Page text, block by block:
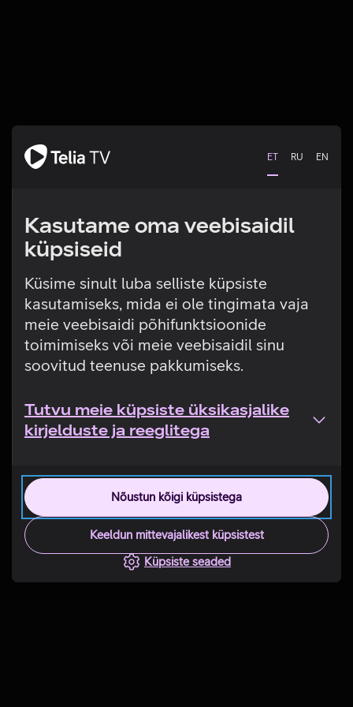
ET RU EN
Kasutame oma veebisaidil
küpsiseid
Küsime sinult luba selliste küpsiste
kasutamiseks, mida ei ole tingimata vaja
meie veebisaidi põhifunktsioonide
toimimiseks või meie veebisaidil sinu
soovitud teenuse pakkumiseks.
Tutvu meie küpsiste üksikasjalike
kirjelduste ja reeglitega
Nõustun kõigi küpsistega
Keeldun mittevajalikest küpsistest
Küpsiste seaded
Tehniline viga